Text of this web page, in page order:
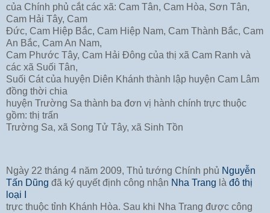
của Chính phủ cắt các xã: Cam Tân, Cam Hòa, Sơn Tân,
Cam Hải Tây, Cam
Đức, Cam Hiệp Bắc, Cam Hiệp Nam, Cam Thành Bắc, Cam
An Bắc, Cam An Nam,
Cam Phước Tây, Cam Hải Đông của thị xã Cam Ranh và
các xã Suối Tân,
Suối Cát của huyện Diên Khánh thành lập huyện Cam Lâm
đồng thời chia
huyện Trường Sa thành ba đơn vị hành chính trực thuộc
gồm: thị trấn
Trường Sa, xã Song Tử Tây, xã Sinh Tồn
Ngày 22 tháng 4 năm 2009, Thủ tướng Chính phủ Nguyễn
Tấn Dũng đã ký quyết định công nhận Nha Trang là đô thị
loại I
trực thuộc tỉnh Khánh Hòa. Sau khi Nha Trang được công